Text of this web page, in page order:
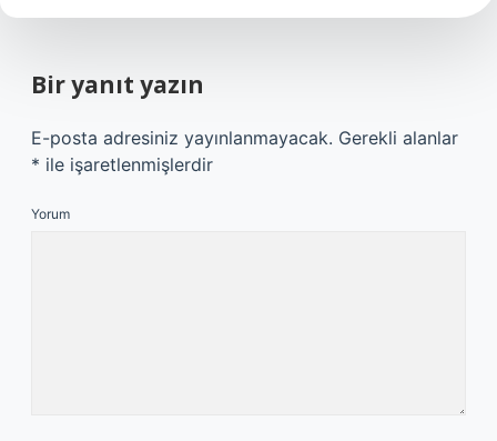
Bir yanıt yazın
E-posta adresiniz yayınlanmayacak. Gerekli alanlar
* ile işaretlenmişlerdir
Yorum